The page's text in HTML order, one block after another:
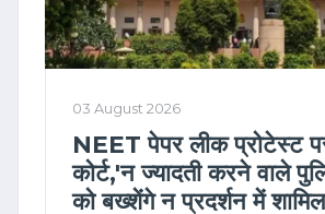
03 August 2026
NEET पेपर लीक प्रोटेस्ट
कोर्ट,'न ज्यादती करने वाले
को बख्शेंगे न प्रदर्शन में